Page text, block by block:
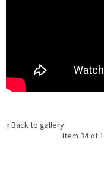
« Back to gallery
Item 34 of